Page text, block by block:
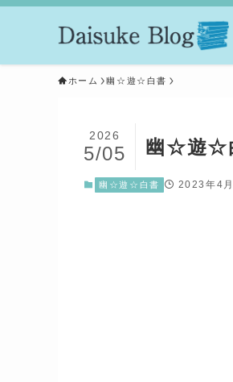
ホーム 幽☆遊☆白書
幽☆遊☆
2026
5/05
幽☆遊☆白書 2023年4